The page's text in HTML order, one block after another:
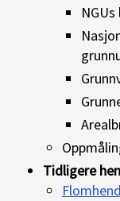
Tidligere